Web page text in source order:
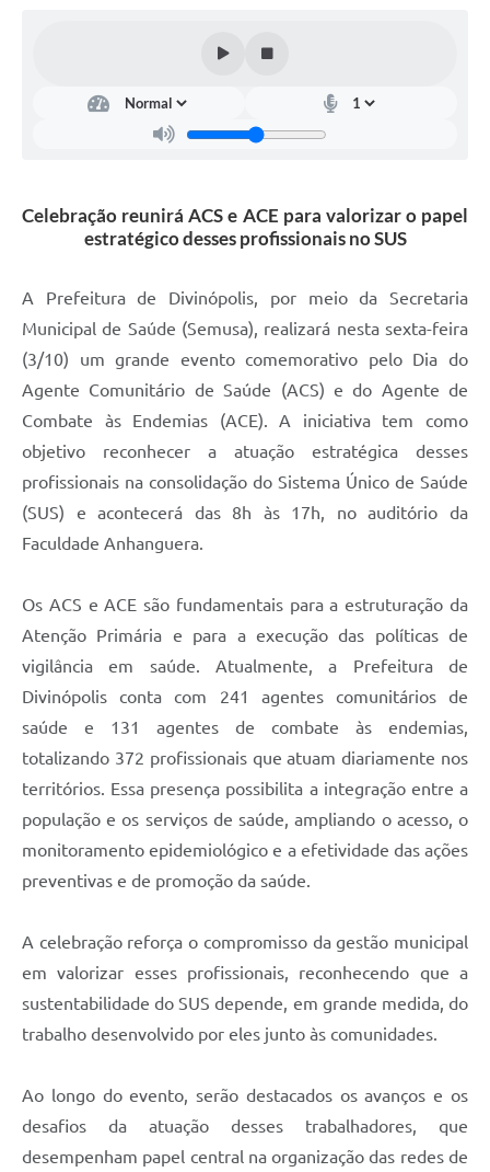
Celebração reunirá ACS e ACE para valorizar o papel
estratégico desses profissionais no SUS
A Prefeitura de Divinópolis, por meio da Secretaria
Municipal de Saúde (Semusa), realizará nesta sexta-feira
(3/10) um grande evento comemorativo pelo Dia do
Agente Comunitário de Saúde (ACS) e do Agente de
Combate às Endemias (ACE). A iniciativa tem como
objetivo reconhecer a atuação estratégica desses
profissionais na consolidação do Sistema Único de Saúde
(SUS) e acontecerá das 8h às 17h, no auditório da
Faculdade Anhanguera.
Os ACS e ACE são fundamentais para a estruturação da
Atenção Primária e para a execução das políticas de
vigilância em saúde. Atualmente, a Prefeitura de
Divinópolis conta com 241 agentes comunitários de
saúde e 131 agentes de combate às endemias,
totalizando 372 profissionais que atuam diariamente nos
territórios. Essa presença possibilita a integração entre a
população e os serviços de saúde, ampliando o acesso, o
monitoramento epidemiológico e a efetividade das ações
preventivas e de promoção da saúde.
A celebração reforça o compromisso da gestão municipal
em valorizar esses profissionais, reconhecendo que a
sustentabilidade do SUS depende, em grande medida, do
trabalho desenvolvido por eles junto às comunidades.
Ao longo do evento, serão destacados os avanços e os
desafios da atuação desses trabalhadores, que
desempenham papel central na organização das redes de